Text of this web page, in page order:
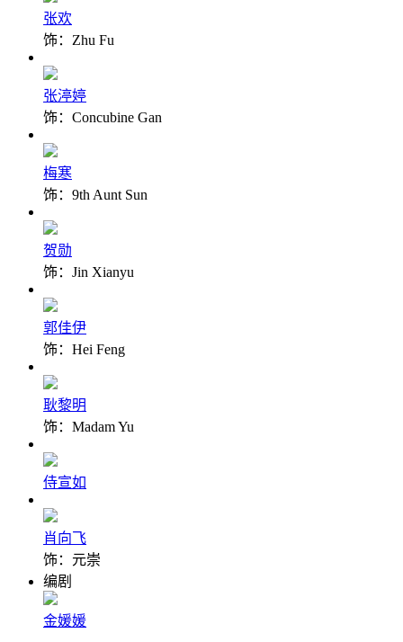
张欢
饰：Zhu Fu
张渟婷
饰：Concubine Gan
梅寒
饰：9th Aunt Sun
贺勋
饰：Jin Xianyu
郭佳伊
饰：Hei Feng
耿黎明
饰：Madam Yu
侍宣如
肖向飞
饰：元崇
编剧
金媛媛